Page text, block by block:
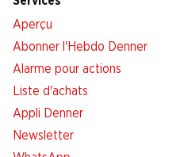
Aperçu
Abonner l'Hebdo Denner
Alarme pour actions
Liste d'achats
Appli Denner
Newsletter